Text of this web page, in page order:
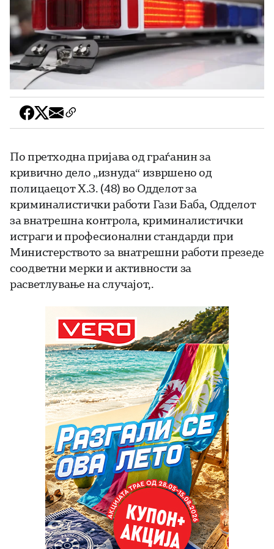
По претходна пријава од граѓанин за
кривично дело „изнуда“ извршено од
полицаецот Х.З. (48) во Одделот за
криминалистички работи Гази Баба, Одделот
за внатрешна контрола, криминалистички
истраги и професионални стандарди при
Министерството за внатрешни работи презеде
соодветни мерки и активности за
расветлување на случајот,.